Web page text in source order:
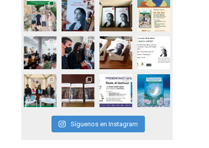
Síguenos en Instagram